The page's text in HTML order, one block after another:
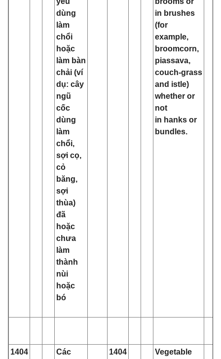
dùng
làm
chổi
hoặc
làm bàn
chải (ví
dụ: cây
ngũ
cốc
dùng
làm
chổi,
sợi cọ,
cỏ
băng,
sợi
thùa)
đã
hoặc
chưa
làm
thành
nùi
hoặc
bó
in brushes
(for
example,
broomcorn,
piassava,
couch‑grass
and istle)
whether or
not
in hanks or
bundles.
1404
Các
1404
Vegetable